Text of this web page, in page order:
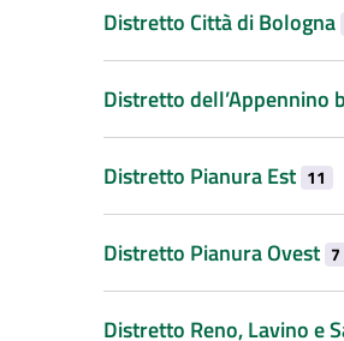
Distretto Città di Bologna
Distretto dell’Appennino
Distretto Pianura Est 11
Distretto Pianura Ovest 7
Distretto Reno, Lavino e